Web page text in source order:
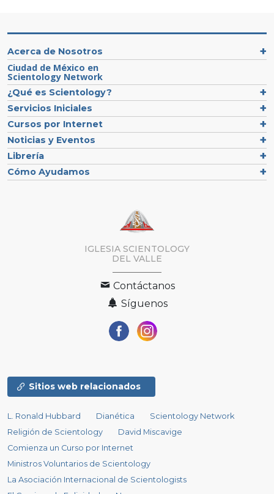
Acerca de Nosotros
Ciudad de México en
Scientology Network
¿Qué es Scientology?
Servicios Iniciales
Cursos por Internet
Noticias y Eventos
Librería
Cómo Ayudamos
IGLESIA SCIENTOLOGY
DEL VALLE
Contáctanos
Síguenos
Sitios web relacionados
L. Ronald Hubbard Dianética
Scientology Network
Religión de Scientology
David Miscavige
Comienza un Curso por Internet
Ministros Voluntarios de Scientology
La Asociación Internacional de Scientologists